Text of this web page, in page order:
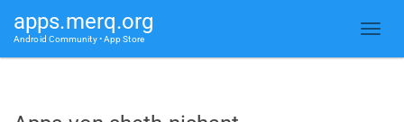
apps.merq.org
Android Community • App Store